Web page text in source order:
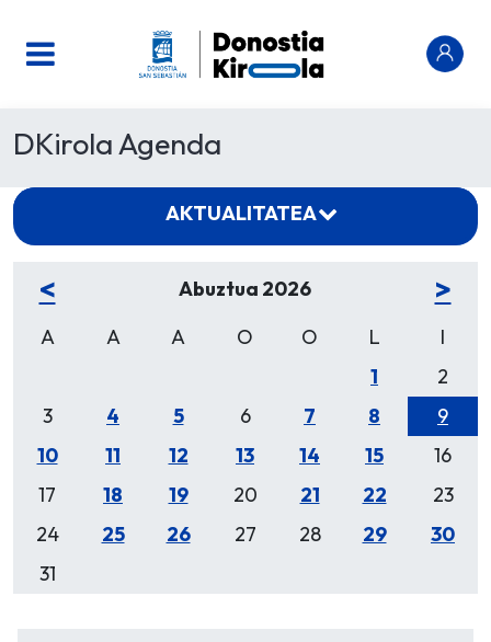
DKirola Agenda
AKTUALITATEA
< Abuztua 2026 >
A A A O O L
I
1
2
3
4 5 6 7 8
9
10
11 12 13 14 15
16
17
18 19 20 21 22
23
24
25 26 27 28 29
30
31